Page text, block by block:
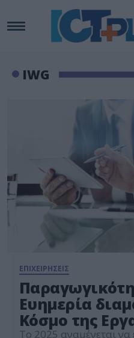
IWG
ΕΠΙΧΕΙΡΗΣΕΙΣ
Ευημερία
Κόσμο της
Το 2025 αναμένεται να